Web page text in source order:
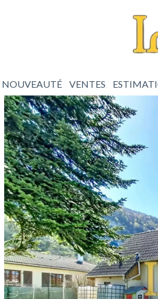
NOUVEAUTÉ VENTES